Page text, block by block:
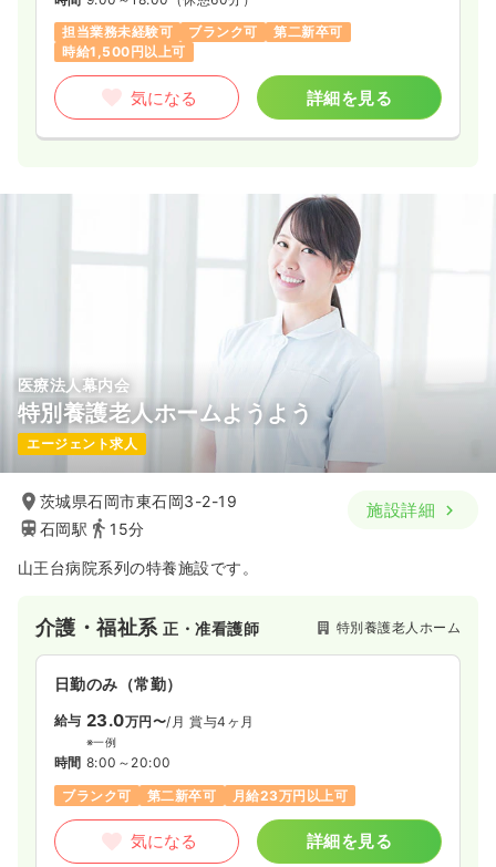
担当業務未経験可
ブランク可
第二新卒可
時給1,500円以上可
気になる 詳細を見る
医療法人幕内会
特別養護老人ホームようよう
エージェント求人
茨城県石岡市東石岡3-2-19
石岡駅
15分
施設詳細
山王台病院系列の特養施設です。
介護・福祉系正・准看護師 特別養護老人ホーム
日勤のみ（常勤）
給与 23.0万円〜/月 賞与4ヶ月
※一例
時間 8:00～20:00
ブランク可
第二新卒可 月給23万円以上可
気になる 詳細を見る